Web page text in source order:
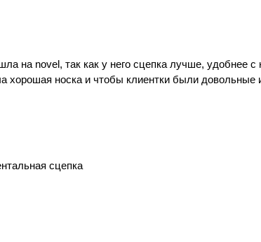
на novel, так как у него сцепка лучше, удобнее
хорошая носка и чтобы клиентки были довольные
сцепка